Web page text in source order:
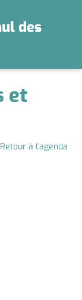
des
et
à l'agenda